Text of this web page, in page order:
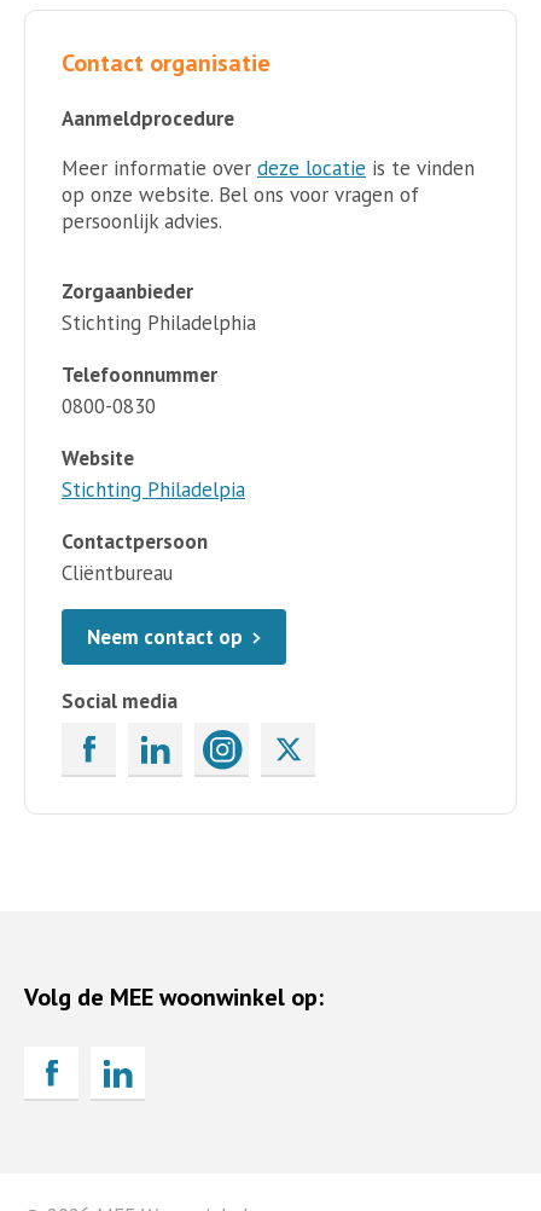
Contact organisatie
Aanmeldprocedure
Meer informatie over deze locatie is te vinden
op onze website. Bel ons voor vragen of
persoonlijk advies.
Zorgaanbieder
Stichting Philadelphia
Telefoonnummer
0800-0830
Website
Stichting Philadelpia
Contactpersoon
Cliëntbureau
Neem contact op
Social media
Volg de MEE woonwinkel op: